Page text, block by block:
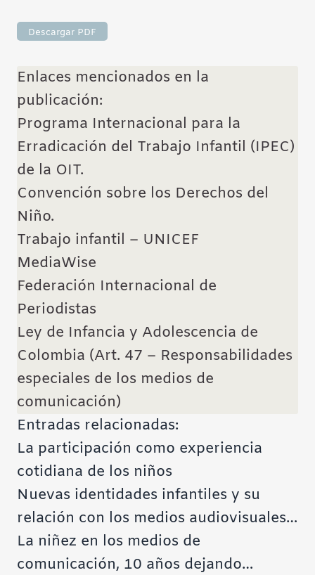
Descargar PDF
Enlaces mencionados en la
publicación:
Programa Internacional para la
Erradicación del Trabajo Infantil (IPEC)
de la OIT.
Convención sobre los Derechos del
Niño.
Trabajo infantil – UNICEF
MediaWise
Federación Internacional de
Periodistas
Ley de Infancia y Adolescencia de
Colombia (Art. 47 – Responsabilidades
especiales de los medios de
comunicación)
Entradas relacionadas:
La participación como experiencia
cotidiana de los niños
Nuevas identidades infantiles y su
relación con los medios audiovisuales…
La niñez en los medios de
comunicación, 10 años dejando…